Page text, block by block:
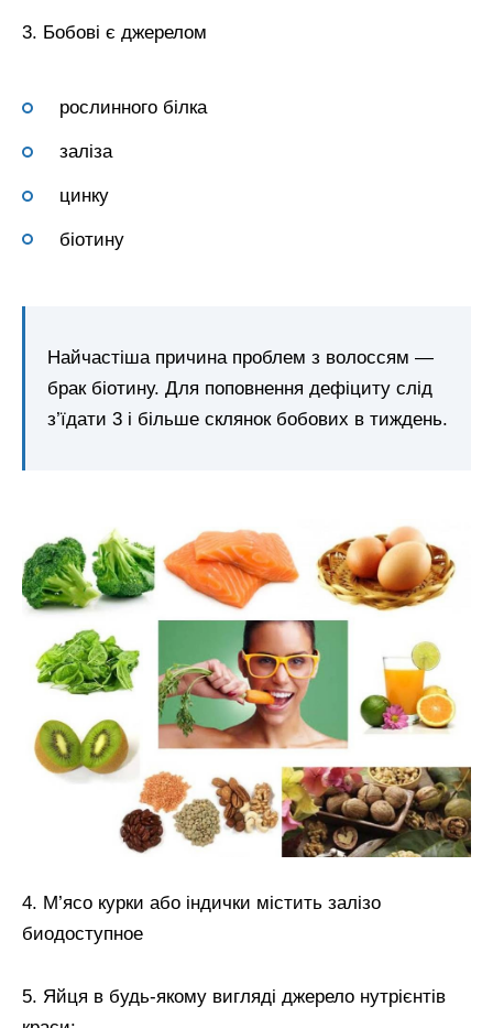
3. Бобові є джерелом
рослинного білка
заліза
цинку
біотину
Найчастіша причина проблем з волоссям —
брак біотину. Для поповнення дефіциту слід
з’їдати 3 і більше склянок бобових в тиждень.
4. М’ясо курки або індички містить залізо
биодоступное
5. Яйця в будь-якому вигляді джерело нутрієнтів